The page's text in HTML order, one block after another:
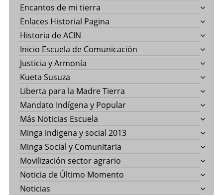
Encantos de mi tierra
Enlaces Historial Pagina
Historia de ACIN
Inicio Escuela de Comunicación
Justicia y Armonía
Kueta Susuza
Liberta para la Madre Tierra
Mandato Indígena y Popular
Más Noticias Escuela
Minga indigena y social 2013
Minga Social y Comunitaria
Movilización sector agrario
Noticia de Último Momento
Noticias